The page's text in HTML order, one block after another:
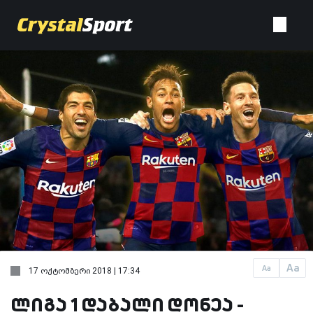
Aa Aa
17 ოქტომბერი 2018 | 17:34
ლიგა 1 დაბალი დონეა -